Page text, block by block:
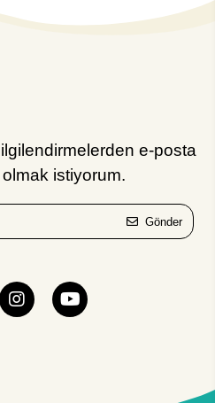
e-posta
istiyorum.
Gönder